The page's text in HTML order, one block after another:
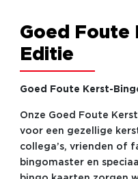
Goed Foute
Editie
Goed Foute Kerst-
Onze Goed Foute
voor een gezellige
collega’s, vrienden of
bingomaster en